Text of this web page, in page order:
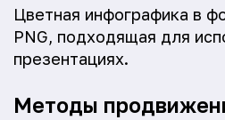
Цветная инфографика в
PNG, подходящая для
презентациях.
Методы